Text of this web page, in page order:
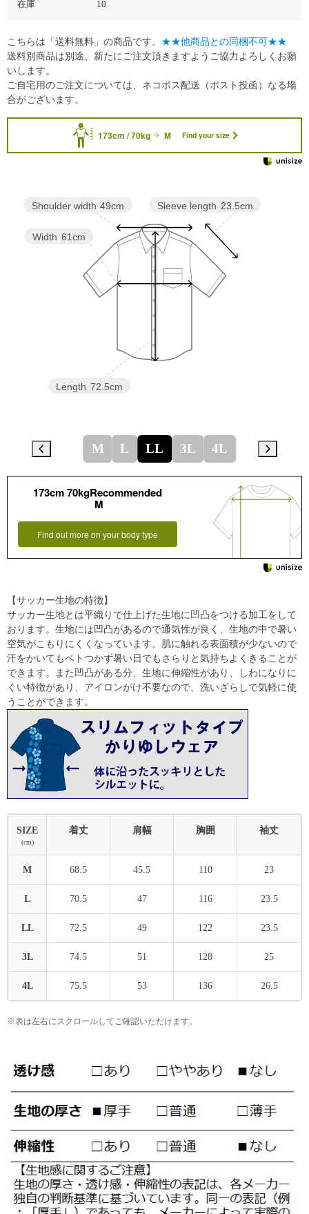
在庫 10
173cm / 70kg M Find your size
Sleeve length 23.5cm
Length 72.5cm
Width 61cm
Shoulder width 49cm
M L LL 3L 4L
173cm 70kgRecommended
M
Find out more on your body type
【サッカー生地の特徴】
サッカー生地とは平織りで仕上げた生地に凹凸をつける加工をして
おります。生地には凹凸があるので通気性が良く、生地の中で暑い
空気がこもりにくくなっています。肌に触れる表面積が少ないので
汗をかいてもベトつかず暑い日でもさらりと気持ちよくきることが
できます。また凹凸がある分、生地に伸縮性があり、しわになりに
くい特徴があり、アイロンがけ不要なので、洗いざらしで気軽に使
うことができます。
SIZE
(cm)
着丈 肩幅 胸囲 袖丈
M 68.5 45.5 110 23
L 70.5 47 116 23.5
LL 72.5 49 122 23.5
3L 74.5 51 128 25
4L 75.5 53 136 26.5
※表は左右にスクロールしてご確認いただけます。
こちらは「送料無料」の商品です。 ★★他商品との同梱不可★★
送料別商品は別途、新たにご注文頂きますようご協力よろしくお願
いします。
ご自宅用のご注文については、ネコポス配送（ポスト投函）なる場
合がございます。